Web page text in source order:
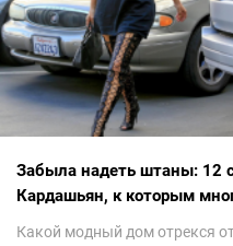
Забыла надеть штаны: 12
Кардашьян, к которым
Какой модный дом отрекся